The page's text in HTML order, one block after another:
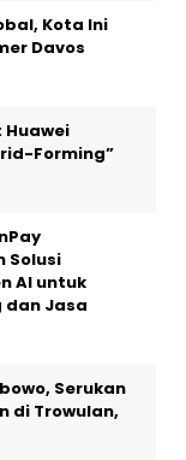
Kota Ini
Davos
Huawei
Forming”
Solusi
AI untuk
dan Jasa
Serukan
di Trowulan,